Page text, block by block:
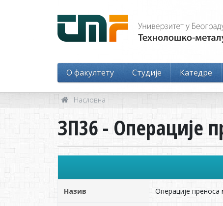
O факултету Студије Катедре
Насловна
ЗП36 - Операције
Назив Операције преноса